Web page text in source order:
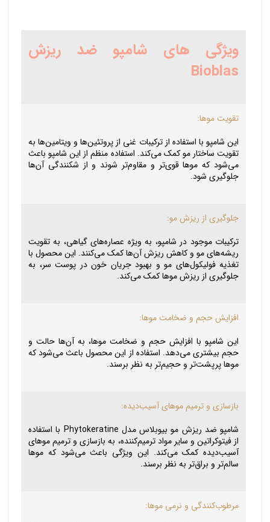
ویژگی های شامپو ضد ریزش
Bioblas
تقویت موها:
این شامپو با استفاده از ترکیبات غنی از پروتئین‌ها و ویتامین‌ها به
تقویت ساختار مو کمک می‌کند. استفاده منظم از این شامپو باعث
می‌شود که موها قوی‌تر و مقاوم‌تر شوند و از شکنندگی آن‌ها
جلوگیری شود.
جلوگیری از ریزش مو:
ترکیبات موجود در شامپو، به ویژه عصاره‌های گیاهی، به تقویت
ریشه‌های مو و کاهش ریزش آن‌ها کمک می‌کنند. این محصول با
تغذیه فولیکول‌های مو و بهبود جریان خون در پوست سر، به
جلوگیری از ریزش موها کمک می‌کند.
افزایش حجم و ضخامت موها:
این شامپو با افزایش حجم و ضخامت موها، به آن‌ها حالت و
حجم بیشتری می‌دهد. استفاده از این محصول باعث می‌شود که
موها پرپشت‌تر و حجیم‌تر به نظر برسند.
بازسازی و ترمیم موهای آسیب‌دیده:
شامپو ضد ریزش مو بیوبلاس مدل Phytokeratine با استفاده
از فیتوکراتین و سایر مواد ترمیم‌کننده، به بازسازی و ترمیم موهای
آسیب‌دیده کمک می‌کند. این ویژگی باعث می‌شود که موها
سالم‌تر و براق‌تر به نظر برسند.
مرطوب‌کنندگی و نرمی موها: